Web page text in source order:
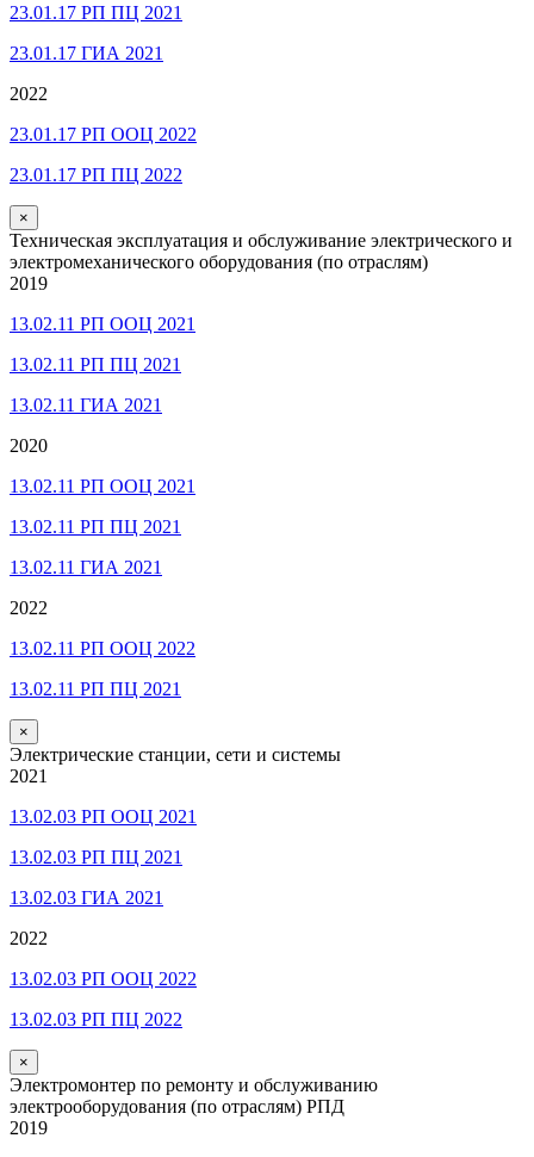
23.01.17 РП ПЦ 2021
23.01.17 ГИА 2021
2022
23.01.17 РП ООЦ 2022
23.01.17 РП ПЦ 2022
×
Техническая эксплуатация и обслуживание электрического и
электромеханического оборудования (по отраслям)
2019
13.02.11 РП ООЦ 2021
13.02.11 РП ПЦ 2021
13.02.11 ГИА 2021
2020
13.02.11 РП ООЦ 2021
13.02.11 РП ПЦ 2021
13.02.11 ГИА 2021
2022
13.02.11 РП ООЦ 2022
13.02.11 РП ПЦ 2021
×
Электрические станции, сети и системы
2021
13.02.03 РП ООЦ 2021
13.02.03 РП ПЦ 2021
13.02.03 ГИА 2021
2022
13.02.03 РП ООЦ 2022
13.02.03 РП ПЦ 2022
×
Электромонтер по ремонту и обслуживанию
электрооборудования (по отраслям) РПД
2019